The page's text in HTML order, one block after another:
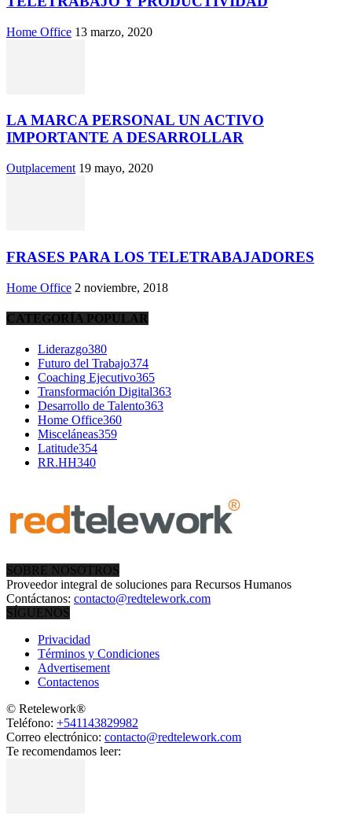
Home Office 13 marzo, 2020
LA MARCA PERSONAL UN ACTIVO
IMPORTANTE A DESARROLLAR
Outplacement 19 mayo, 2020
FRASES PARA LOS TELETRABAJADORES
Home Office 2 noviembre, 2018
CATEGORÍA POPULAR
Liderazgo380
Futuro del Trabajo374
Coaching Ejecutivo365
Transformación Digital363
Desarrollo de Talento363
Home Office360
Misceláneas359
Latitude354
RR.HH340
SOBRE NOSOTROS
Proveedor integral de soluciones para Recursos Humanos
Contáctanos: contacto@redtelework.com
SÍGUENOS
Privacidad
Términos y Condiciones
Advertisement
Contactenos
© Retelework®
Teléfono: +541143829982
Correo electrónico: contacto@redtelework.com
Te recomendamos leer: